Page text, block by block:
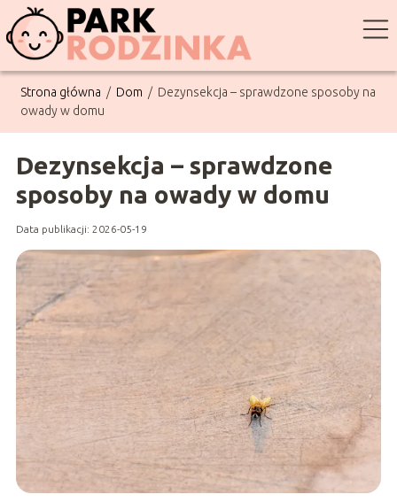
Strona główna / Dom / Dezynsekcja – sprawdzone sposoby na
owady w domu
Dezynsekcja – sprawdzone
sposoby na owady w domu
Data publikacji: 2026-05-19